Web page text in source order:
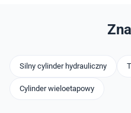
Silny cylinder hydrauliczny
Cylinder wieloetapowy